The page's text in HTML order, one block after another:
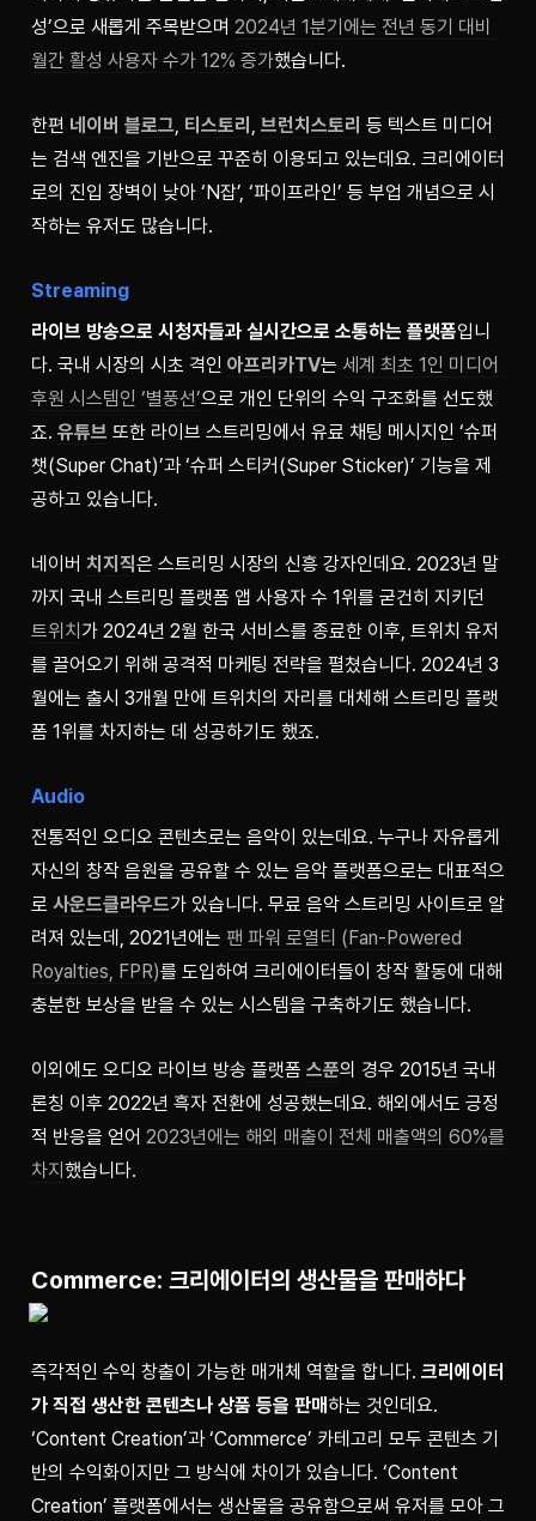
성’으로 새롭게 주목받으며 2024년 1분기에는 전년 동기 대비
월간 활성 사용자 수가 12% 증가했습니다.
한편 네이버 블로그, 티스토리 , 브런치스토리 등 텍스트 미디어
는 검색 엔진을 기반으로 꾸준히 이용되고 있는데요. 크리에이터
로의 진입 장벽이 낮아 ‘N잡’, ‘파이프라인’ 등 부업 개념으로 시
작하는 유저도 많습니다.
Streaming
라이브 방송으로 시청자들과 실시간으로 소통하는 플랫폼입니
다. 국내 시장의 시초 격인 아프리카TV는 세계 최초 1인 미디어
후원 시스템인 ‘별풍선’으로 개인 단위의 수익 구조화를 선도했
죠. 유튜브 또한 라이브 스트리밍에서 유료 채팅 메시지인 ‘슈퍼
챗(Super Chat)’과 ‘슈퍼 스티커(Super Sticker)’ 기능을 제
공하고 있습니다.
네이버 치지직은 스트리밍 시장의 신흥 강자인데요. 2023년 말
트위치 가 2024년 2월 한국 서비스를 종료한 이후, 트위치 유저
를 끌어오기 위해 공격적 마케팅 전략을 펼쳤습니다. 2024년 3
월에는 출시 3개월 만에 트위치의 자리를 대체해 스트리밍 플랫
폼 1위를 차지하는 데 성공하기도 했죠.
Audio
전통적인 오디오 콘텐츠로는 음악이 있는데요. 누구나 자유롭게
자신의 창작 음원을 공유할 수 있는 음악 플랫폼으로는 대표적으
로 사운드클라우드가 있습니다. 무료 음악 스트리밍 사이트로 알
려져 있는데, 2021년에는 팬 파워 로열티 (Fan-Powered
Royalties, FPR)를 도입하여 크리에이터들이 창작 활동에 대해
충분한 보상을 받을 수 있는 시스템을 구축하기도 했습니다.
이외에도 오디오 라이브 방송 플랫폼 스푼의 경우 2015년 국내
론칭 이후 2022년 흑자 전환에 성공했는데요. 해외에서도 긍정
적 반응을 얻어 2023년에는 해외 매출이 전체 매출액의 60%를
차지 했습니다.
Commerce: 크리에이터의 생산물을 판매하다
즉각적인 수익 창출이 가능한 매개체 역할을 합니다. 크리에이터
가 직접 생산한 콘텐츠나 상품 등을 판매하는 것인데요.
‘Content Creation’과 ‘Commerce’ 카테고리 모두 콘텐츠 기
반의 수익화이지만 그 방식에 차이가 있습니다. ‘Content
Creation’ 플랫폼에서는 생산물을 공유함으로써 유저를 모아 그